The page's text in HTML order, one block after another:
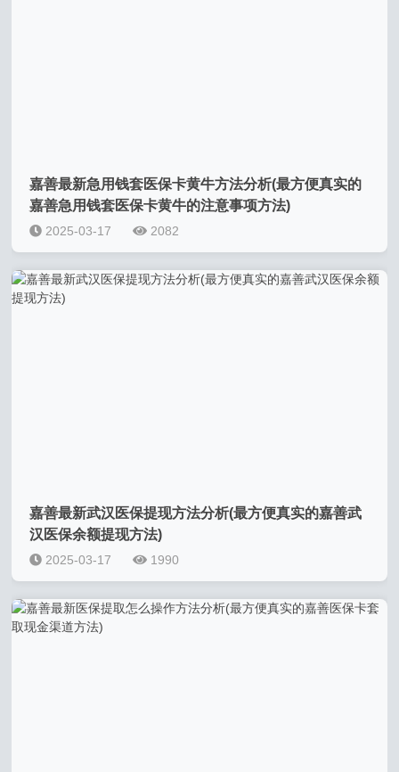
嘉善最新急用钱套医保卡黄牛方法分析(最方便真实的
嘉善急用钱套医保卡黄牛的注意事项方法)
2025-03-17 2082
嘉善最新武汉医保提现方法分析(最方便真实的嘉善武
汉医保余额提现方法)
2025-03-17 1990